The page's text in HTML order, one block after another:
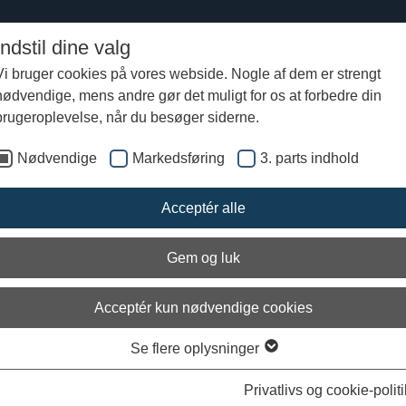
dine valg
bruger cookies på vores webside. Nogle af dem er strengt
mens andre gør det muligt for os at forbedre din
når du besøger siderne.
Nødvendige Markedsføring 3. parts indhold
Acceptér alle
Gem og luk
Acceptér kun nødvendige cookies
Se flere oplysninger
Privatlivs og cookie-
i Femern Bælt 2012 Billedserier Fredag den 4. maj.
den 4. maj. Spændende fund på
og skibsdele ligger frit tilgængelige på bunden.
omfatter pt. flere kanoner, et stavbygget trækar,en lertøjsflaske,
og flere meter svært tovværk. Dykkerne er endnu ikke
og dagens fund ligger direkte synlige på vragoverfladen.